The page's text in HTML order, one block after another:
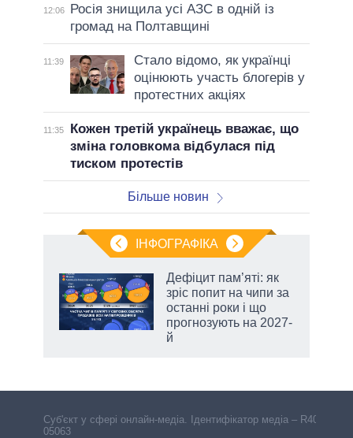
12:06
Росія знищила усі АЗС в одній із
громад на Полтавщині
11:39
Стало відомо, як українці
оцінюють участь блогерів у
протестних акціях
11:35
Кожен третій українець вважає, що
зміна головкома відбулася під
тиском протестів
Більше новин
ІНФОГРАФІКА
Дефіцит пам’яті: як
зріс попит на чипи за
останні роки і що
прогнозують на 2027-
й
Cуб'єкт у сфері онлайн-медіа. Ідентифікатор медіа – R40-
05063